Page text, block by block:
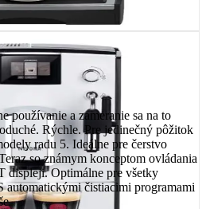
a zameranie sa na to
Rýchle. Pre jedinečný pôžitok
radu 5. Ideálne pre čerstvo
so známym konceptom ovládania
Optimálne pre všetky
automatickými čistiacimi programami